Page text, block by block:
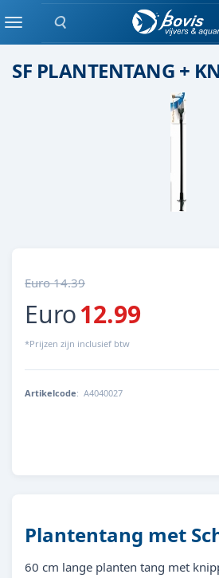
Zoeken
MenuGEREEDSCHAP
SF PLANTENTANG +
Euro 14.39
Euro12.99
*Prijzen zijn inclusief btw
Artikelcode: A4040027
Plantentang met
60 cm lange planten tang met